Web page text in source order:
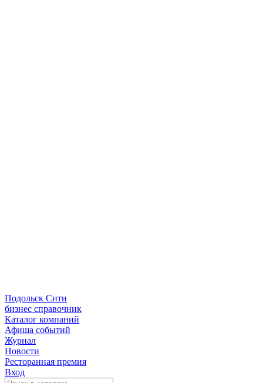
Подольск Сити
бизнес справочник
Каталог компаний
Афиша событий
Журнал
Новости
Ресторанная премия
Вход